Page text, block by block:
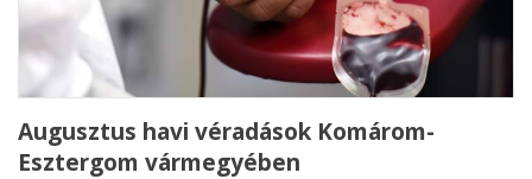
Augusztus havi véradások Komárom-
Esztergom vármegyében